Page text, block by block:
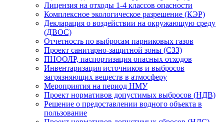
Лицензия на отходы 1-4 классов опасности
Комплексное экологическое разрешение (КЭР)
Декларация о воздействии на окружающую среду
(ДВОС)
Отчетность по выбросам парниковых газов
Проект санитарно-защитной зоны (СЗЗ)
ПНООЛР, паспортизация опасных отходов
Инвентаризация источников и выбросов
загрязняющих веществ в атмосферу
Мероприятия на период НМУ
Проект нормативов допустимых выбросов (НДВ)
Решение о предоставлении водного объекта в
пользование